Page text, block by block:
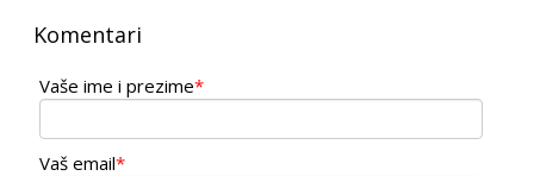
Komentari
Vaše ime i prezime*
Vaš email*